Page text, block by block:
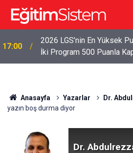
17:00
2026 LGS’nin En Yüksek
İki Program 500 Puanla
Anasayfa Yazarlar Dr.
yazın boş durma diyor
Dr.